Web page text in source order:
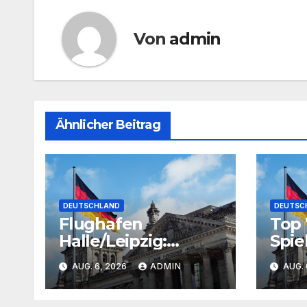
Von admin
Ähnlicher Beitrag
DEUTSCHLAND
Flughafen
Halle/Leipzig:
Bundesanwaltschaf
t ermittelt zu
Sprengstoff-
AUG. 6, 2026 ADMIN
Top